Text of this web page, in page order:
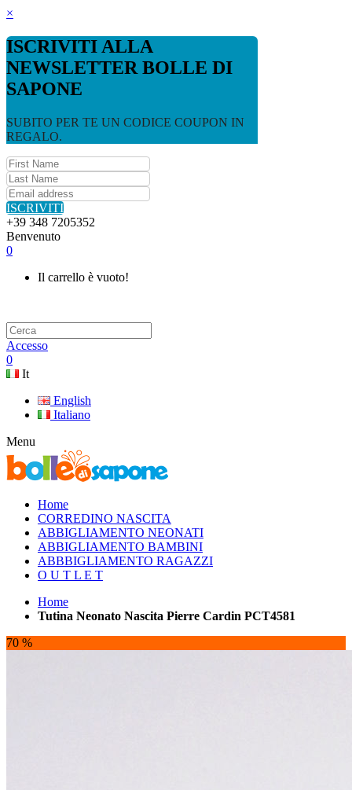
×
ISCRIVITI ALLA
NEWSLETTER BOLLE DI
SAPONE
SUBITO PER TE UN CODICE COUPON IN
REGALO.
ISCRIVITI
+39 348 7205352
Benvenuto
0
Il carrello è vuoto!
Accesso
0
It
English
Italiano
Menu
Home
CORREDINO NASCITA
ABBIGLIAMENTO NEONATI
ABBIGLIAMENTO BAMBINI
ABBBIGLIAMENTO RAGAZZI
O U T L E T
Home
Tutina Neonato Nascita Pierre Cardin PCT4581
70 %